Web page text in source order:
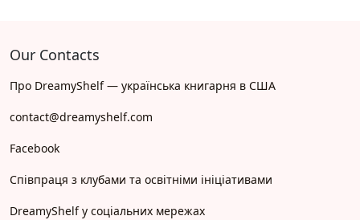
Our Contacts
Про DreamyShelf — українська книгарня в США
contact@dreamyshelf.com
Facebook
Співпраця з клубами та освітніми ініціативами
DreamyShelf у соціальних мережах